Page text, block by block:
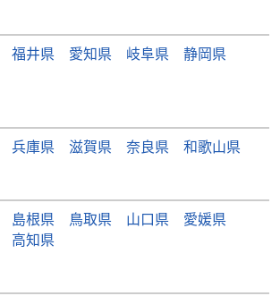
福井県 愛知県 岐阜県
静岡県
兵庫県 滋賀県 奈良県
和歌山県
島根県 鳥取県 山口県
愛媛県
高知県